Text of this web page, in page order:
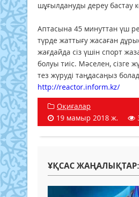
шұғылдануды дереу бастау
Аптасына 45 минуттан үш
түрде жаттығу жасаған
жағдайда сіз үшін спорт
болуы тиіс. Мәселен, сізге
тез жүруді таңдасаңыз
http://reactor.inform.kz/
Оқиғалар
19 мамыр 2018 ж.
ҰҚСАС ЖАҢАЛЫҚТАР: